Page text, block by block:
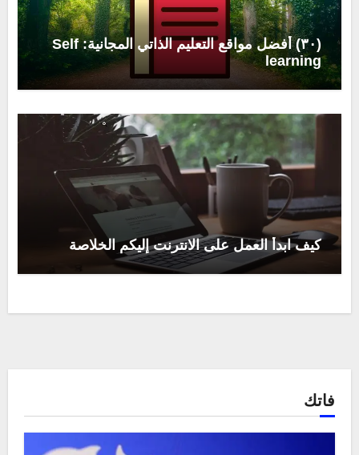
(٣٠) أفضل مواقع التعليم الذاتي المجانية: Self
learning
كيف ابدأ العمل على الانترنت إليكم الخلاصة
فاتك